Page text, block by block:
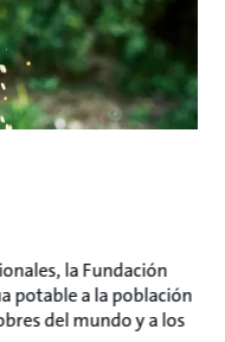
la Fundación
potable a la población
del mundo y a los